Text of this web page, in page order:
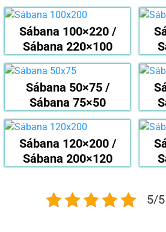
Sábana 100×220 /
Sábana 220×100
Sábana 50×75 /
Sábana 75×50
Sábana 120×200 /
Sábana 200×120
5/